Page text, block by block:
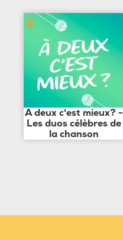
A deux c'est mieux? -
Les duos célèbres de
la chanson